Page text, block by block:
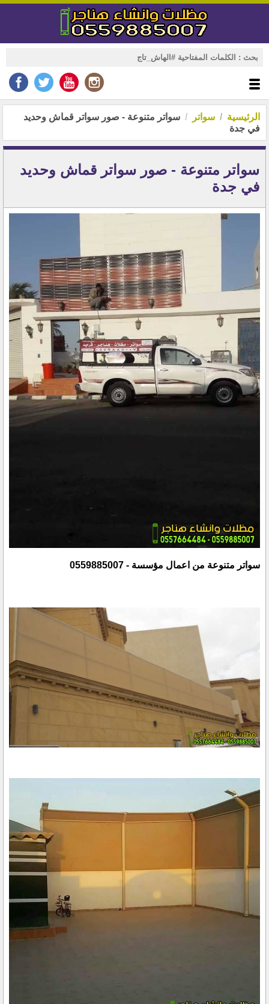
الرئيسية سواتر
سواتر متنوعة - صور سواتر قماش وحديد
في جدة
سواتر متنوعة - صور سواتر قماش وحديد
في جدة
سواتر متنوعة من اعمال مؤسسة - 0559885007